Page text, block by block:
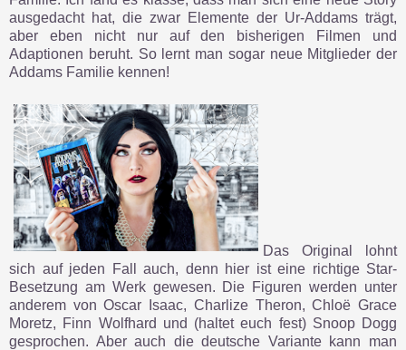
ausgedacht hat, die zwar Elemente der Ur-Addams trägt,
aber eben nicht nur auf den bisherigen Filmen und
Adaptionen beruht. So lernt man sogar neue Mitglieder der
Addams Familie kennen!
Das Original lohnt
sich auf jeden Fall auch, denn hier ist eine richtige Star-
Besetzung am Werk gewesen. Die Figuren werden unter
anderem von Oscar Isaac, Charlize Theron, Chloë Grace
Moretz, Finn Wolfhard und (haltet euch fest) Snoop Dogg
gesprochen. Aber auch die deutsche Variante kann man